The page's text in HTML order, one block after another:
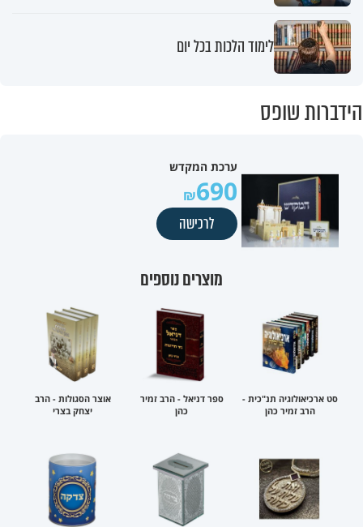
לימוד הלכות בכל יום
הידברות שופס
ערכת המקדש
690
לרכישה
מוצרים נוספים
סט ארכיאולוגיה תנ"כית -
הרב זמיר כהן
ספר דניאל - הרב זמיר
כהן
אוצר הסגולות - הרב
יצחק בצרי